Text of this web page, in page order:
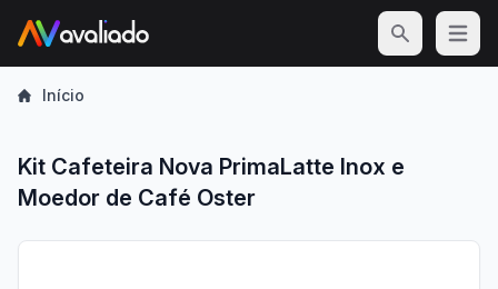
Open
Início
Kit Cafeteira Nova PrimaLatte Inox e
Moedor de Café Oster